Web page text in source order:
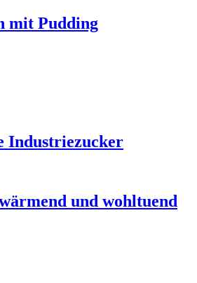
mit Pudding
Industriezucker
und wohltuend